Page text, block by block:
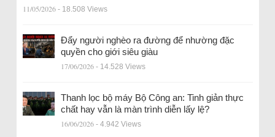
11/05/2026 - 18.508 Views
Đẩy người nghèo ra đường để nhường đặc
quyền cho giới siêu giàu
17/06/2026 - 14.528 Views
Thanh lọc bộ máy Bộ Công an: Tinh giản thực
chất hay vẫn là màn trình diễn lấy lệ?
16/06/2026 - 4.942 Views